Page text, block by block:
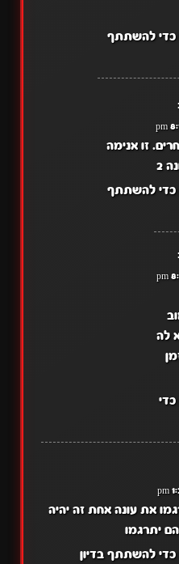
להשתתף
זו אנימה
2
להשתתף
3. יוצא לה
את עונה אחת זה יהיה
יתרגמו
להשתתף בדיון